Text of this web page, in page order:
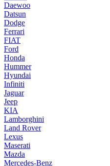
Daewoo
Datsun
Dodge
Ferrari
FIAT
Ford
Honda
Hummer
Hyundai
Infiniti
Jaguar
Jeep
KIA
Lamborghini
Land Rover
Lexus
Maserati
Mazda
Mercedes-Benz